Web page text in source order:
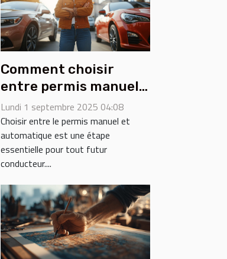
Comment choisir
entre permis manuel
et automatique ?
Lundi 1 septembre 2025 04:08
Choisir entre le permis manuel et
automatique est une étape
essentielle pour tout futur
conducteur....